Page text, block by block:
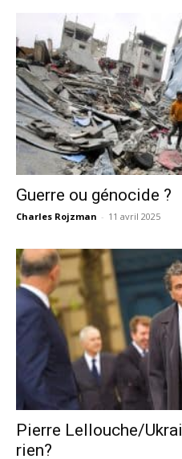
Guerre ou génocide ?
Charles Rojzman - 11 avril 2025
Pierre Lellouche/
rien?